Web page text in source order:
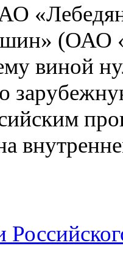
виной